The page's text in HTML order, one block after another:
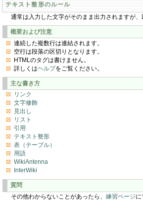
テキスト整形のルール
通常は入力した文字がそのまま出力されますが
概要および注意
連続した複数行は連結されます。
空行は段落の区切りとなります。
HTMLのタグは書けません。
詳しくはヘルプをご覧ください。
主な書き方
リンク
文字修飾
見出し
リスト
引用
テキスト整形
表（テーブル）
用語
WikiAntenna
InterWiki
質問
その他わからないことがあったら、 練習ページ